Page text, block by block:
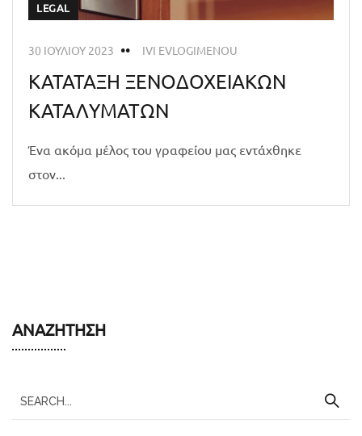
LEGAL
30 ΙΟΥΛΊΟΥ 2023 IVI EVLOGIMENOU
ΚΑΤΑΤΑΞΗ ΞΕΝΟΔΟΧΕΙΑΚΩΝ
ΚΑΤΑΛΥΜΑΤΩΝ
Ένα ακόμα μέλος του γραφείου μας εντάχθηκε
στον...
ΑΝΑΖΉΤΗΣΗ